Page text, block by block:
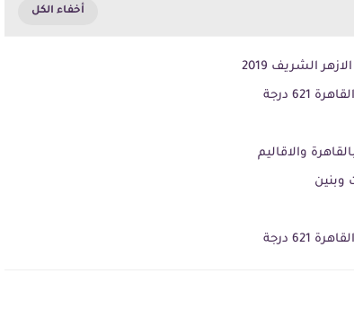
الشريف 2019
درجة
والاقاليم
درجة